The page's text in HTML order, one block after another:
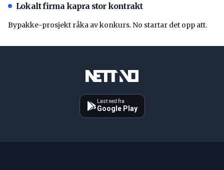
Lokalt firma kapra stor kontrakt
Bypakke-prosjekt råka av konkurs. No startar det opp att.
Last ned fra
Google Play